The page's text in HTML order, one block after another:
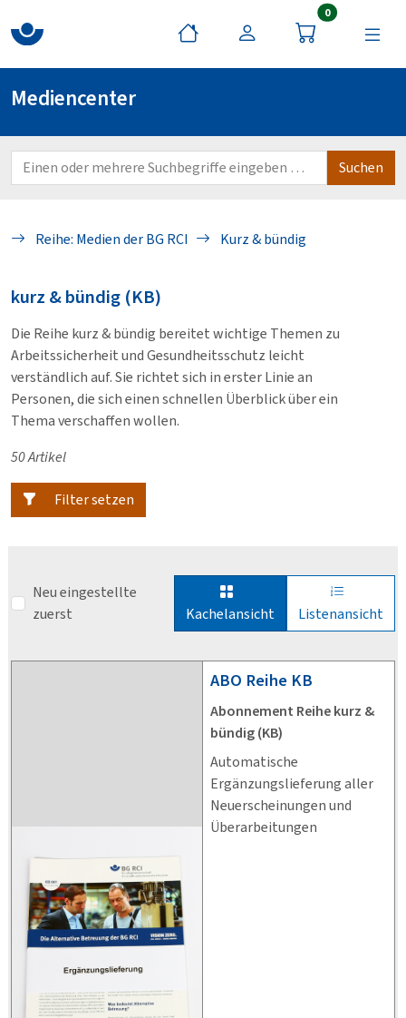
0Artikel im
Mediencenter
Reihe: Medien der BG RCI Kurz & bündig
kurz & bündig (KB)
Die Reihe kurz & bündig bereitet wichtige Themen zu
Arbeitssicherheit und Gesundheitsschutz leicht
verständlich auf. Sie richtet sich in erster Linie an
Personen, die sich einen schnellen Überblick über ein
Thema verschaffen wollen.
50 Artikel
Filter setzen
Neu eingestellte
zuerst
Kachelansicht Listenansicht
ABO Reihe KB
Abonnement Reihe kurz &
bündig (KB)
Automatische
Ergänzungslieferung aller
Neuerscheinungen und
Überarbeitungen